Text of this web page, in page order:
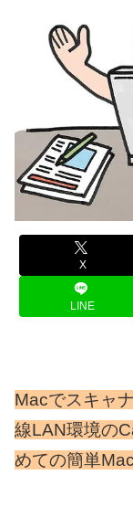
X
LINE
Macでスキャ
線LAN環境の
めての簡単